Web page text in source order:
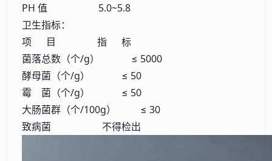
PH 值 5.0~5.8
卫生指标：
项 目 指 标
菌落总数（个/g） ≤ 5000
酵母菌（个/g） ≤ 50
霉 菌（个/g） ≤ 50
大肠菌群（个/100g） ≤ 30
致病菌 不得检出